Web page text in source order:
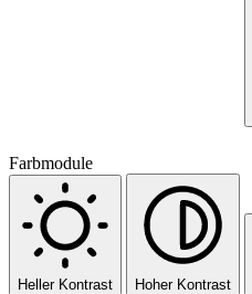
Farbmodule
Heller Kontrast Hoher Kontrast